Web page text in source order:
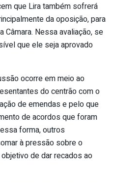
que Lira também sofrerá
da oposição, para
Nessa avaliação, se
que ele seja aprovado
ocorre em meio ao
do centrão com o
de emendas e pelo que
de acordos que foram
forma, outros
à pressão sobre o
de dar recados ao